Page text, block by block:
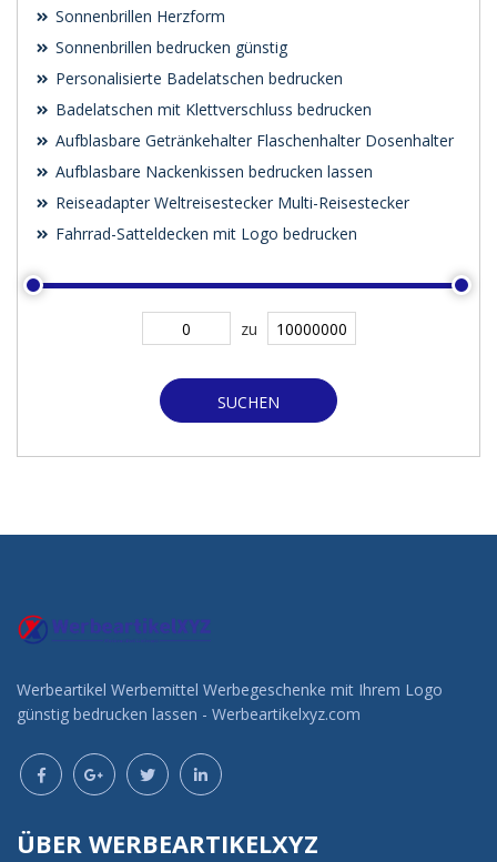
Sonnenbrillen Herzform
Sonnenbrillen bedrucken günstig
Personalisierte Badelatschen bedrucken
Badelatschen mit Klettverschluss bedrucken
Aufblasbare Getränkehalter Flaschenhalter Dosenhalter
Aufblasbare Nackenkissen bedrucken lassen
Reiseadapter Weltreisestecker Multi-Reisestecker
Fahrrad-Satteldecken mit Logo bedrucken
zu
SUCHEN
Werbeartikel Werbemittel Werbegeschenke mit Ihrem Logo
günstig bedrucken lassen - Werbeartikelxyz.com
ÜBER WERBEARTIKELXYZ